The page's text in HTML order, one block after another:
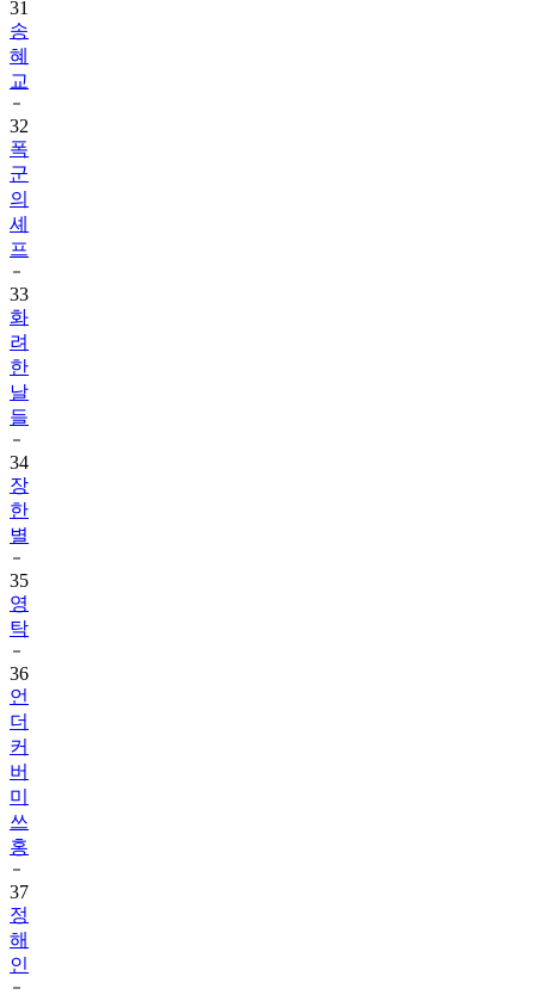
혜
교
32
폭
군
의
셰
프
33
화
려
한
날
들
34
장
한
별
35
영
탁
36
언
더
커
버
미
쓰
홍
37
정
해
인
38
김